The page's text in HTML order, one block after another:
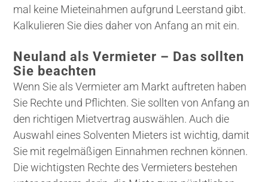
mal keine Mieteinahmen aufgrund Leerstand gibt.
Kalkulieren Sie dies daher von Anfang an mit ein.
Neuland als Vermieter – Das sollten
Sie beachten
Wenn Sie als Vermieter am Markt auftreten haben
Sie Rechte und Pflichten. Sie sollten von Anfang an
den richtigen Mietvertrag auswählen. Auch die
Auswahl eines Solventen Mieters ist wichtig, damit
Sie mit regelmäßigen Einnahmen rechnen können.
Die wichtigsten Rechte des Vermieters bestehen